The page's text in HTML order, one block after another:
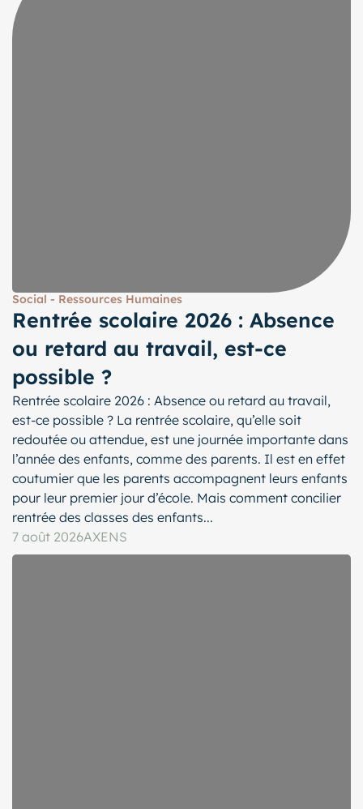
Social - Ressources Humaines
Rentrée scolaire 2026 : Absence
ou retard au travail, est-ce
possible ?
Rentrée scolaire 2026 : Absence ou retard au travail,
est-ce possible ? La rentrée scolaire, qu’elle soit
redoutée ou attendue, est une journée importante dans
l’année des enfants, comme des parents. Il est en effet
coutumier que les parents accompagnent leurs enfants
pour leur premier jour d’école. Mais comment concilier
rentrée des classes des enfants...
7 août 2026AXENS